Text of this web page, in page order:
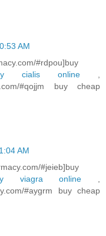
AM
#rdpou]buy
cialis online,
#qojjm buy cheap
AM
#jeieb]buy
viagra online ,
#aygrm buy cheap